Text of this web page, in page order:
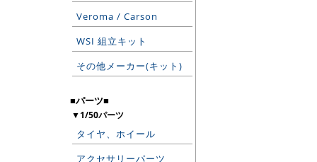
Veroma / Carson
WSI 組立キット
その他メーカー(キット)
■パーツ■
▼1/50パーツ
タイヤ、ホイール
アクセサリーパーツ